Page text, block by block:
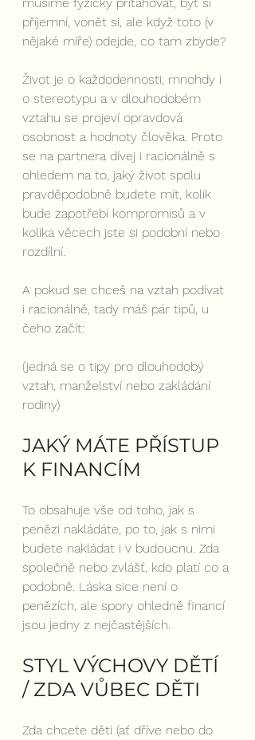
příjemní, vonět si, ale když toto (v
nějaké míře) odejde, co tam zbyde?
Život je o každodennosti, mnohdy i
o stereotypu a v dlouhodobém
vztahu se projeví opravdová
osobnost a hodnoty člověka. Proto
se na partnera dívej i racionálně s
ohledem na to, jaký život spolu
pravděpodobně budete mít, kolik
bude zapotřebí kompromisů a v
kolika věcech jste si podobní nebo
rozdílní.
A pokud se chceš na vztah podívat
i racionálně, tady máš pár tipů, u
čeho začít:
(jedná se o tipy pro dlouhodobý
vztah, manželství nebo zakládání
rodiny)
JAKÝ MÁTE PŘÍSTUP
K FINANCÍM
To obsahuje vše od toho, jak s
penězi nakládáte, po to, jak s nimi
budete nakládat i v budoucnu. Zda
společně nebo zvlášť, kdo platí co a
podobně. Láska sice není o
penězích, ale spory ohledně financí
jsou jedny z nejčastějších.
STYL VÝCHOVY DĚTÍ
/ ZDA VŮBEC DĚTI
Zda chcete děti (ať dříve nebo do